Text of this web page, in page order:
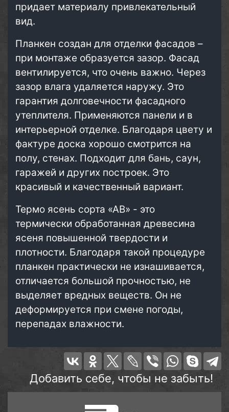
придает материалу привлекательный
вид.
Планкен создан для отделки фасадов –
при монтаже образуется зазор. Фасад
вентилируется, что очень важно. Через
зазор влага удаляется наружу. Это
гарантия долговечности фасадного
утеплителя. Применяются панели и в
интерьерной отделке. Благодаря цвету и
фактуре доска хорошо смотрится на
полу, стенах. Подходит для бань, саун,
гаражей и других построек. Это
красивый и качественный вариант.
Термо ясень сорта «АВ» - это
термически обработанная древесина
ясеня повышенной твердости и
плотности. Благодаря такой процедуре
планкен практически не изнашивается,
отличается большой прочностью, не
выделяет вредных веществ. Он не
деформируется при смене погоды,
перепадах влажности.
Добавить себе, чтобы не забыть!